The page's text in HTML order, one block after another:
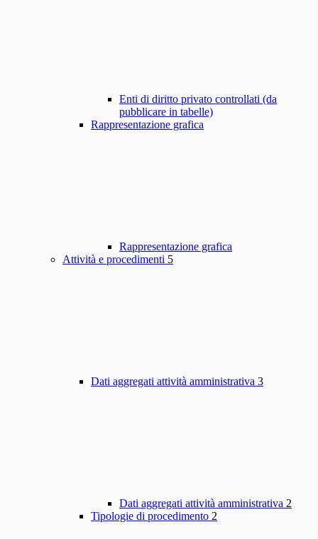
Enti di diritto privato controllati (da
pubblicare in tabelle)
Rappresentazione grafica
Rappresentazione grafica
Attività e procedimenti 5
Dati aggregati attività amministrativa 3
Dati aggregati attività amministrativa 2
Tipologie di procedimento 2